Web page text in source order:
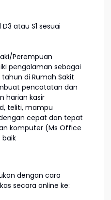
atau S1 sesuai
Perempuan
pengalaman sebagai
di Rumah Sakit
pencatatan dan
harian kasir
teliti, mampu
cepat dan tepat
komputer (Ms Office
baik
dengan cara
secara online ke: